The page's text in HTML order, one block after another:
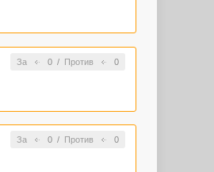
За 0/ Против 0
За 0/ Против 0